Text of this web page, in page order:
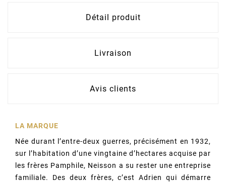
Détail produit
Livraison
Avis clients
LA MARQUE
Née durant l’entre-deux guerres, précisément en 1932,
sur l’habitation d’une vingtaine d’hectares acquise par
les frères Pamphile, Neisson a su rester une entreprise
familiale. Des deux frères, c’est Adrien qui démarre